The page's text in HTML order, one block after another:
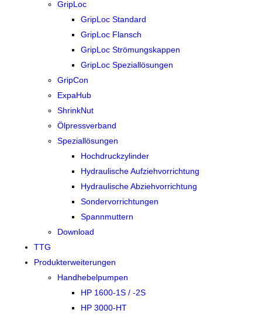
GripLoc
GripLoc Standard
GripLoc Flansch
GripLoc Strömungskappen
GripLoc Speziallösungen
GripCon
ExpaHub
ShrinkNut
Ölpressverband
Speziallösungen
Hochdruckzylinder
Hydraulische Aufziehvorrichtung
Hydraulische Abziehvorrichtung
Sondervorrichtungen
Spannmuttern
Download
TTG
Produkterweiterungen
Handhebelpumpen
HP 1600-1S / -2S
HP 3000-HT